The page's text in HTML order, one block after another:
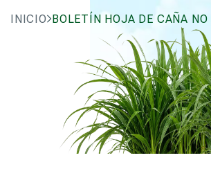
INICIO BOLETÍN HOJA DE CAÑA